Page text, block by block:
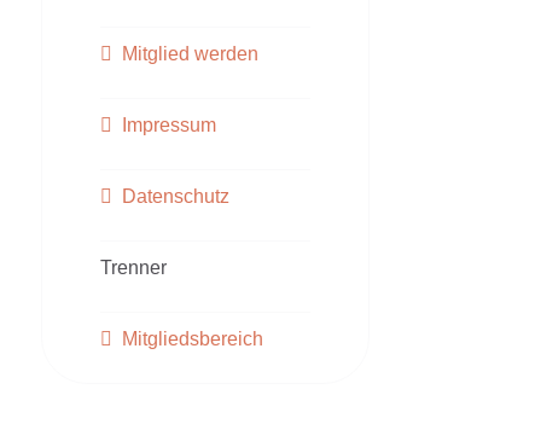
Mitglied werden
Impressum
Datenschutz
Trenner
Mitgliedsbereich